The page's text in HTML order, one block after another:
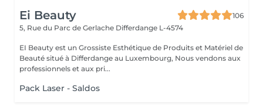
Ei Beauty
106
5, Rue du Parc de Gerlache Differdange L-4574
EI Beauty est un Grossiste Esthétique de Produits et Matériel de
Beauté situé à Differdange au Luxembourg, Nous vendons aux
professionnels et aux pri...
Pack Laser - Saldos